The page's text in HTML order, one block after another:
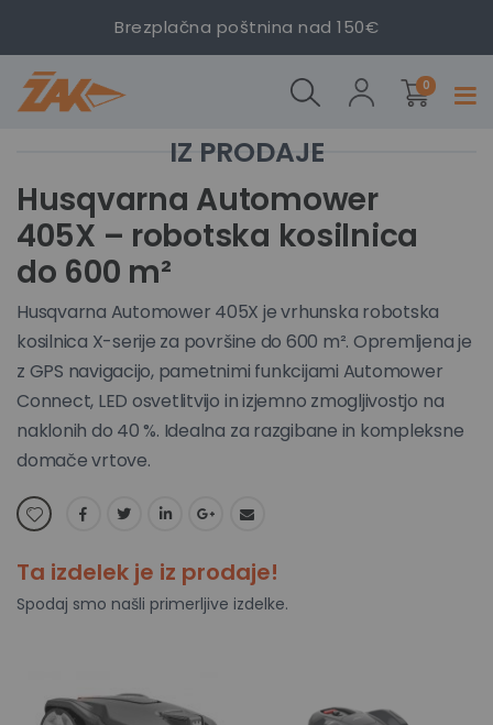
Brezplačna poštnina nad 150€
0izdelki
na
konec
galerije
slik
robotska
kosilnica do
robotska
kosilnica do
Husqvarna
robotska
kosilnica do
na
začetek
galerije
slik
Husqvarna Automower
405X – robotska kosilnica
do 600 m²
Husqvarna Automower 405X je vrhunska robotska
kosilnica X-serije za površine do 600 m². Opremljena je
z GPS navigacijo, pametnimi funkcijami Automower
Connect, LED osvetlitvijo in izjemno zmogljivostjo na
naklonih do 40 %. Idealna za razgibane in kompleksne
domače vrtove.
Ta izdelek je iz prodaje!
Spodaj smo našli primerljive izdelke.